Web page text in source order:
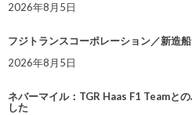
2026年8月5日
フジトランスコーポレーション／新造
2026年8月5日
ネバーマイル：TGR Haas F1 Teamと
した